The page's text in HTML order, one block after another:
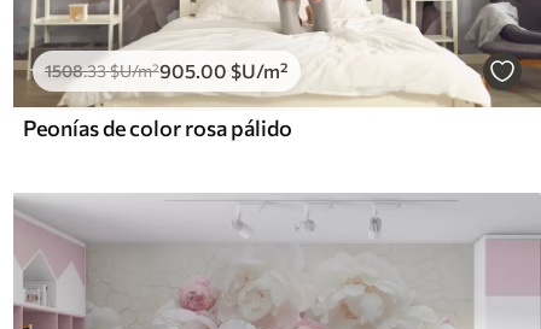
1508.33$U/m²905.00 $U/m²
Peonías de color rosa pálido